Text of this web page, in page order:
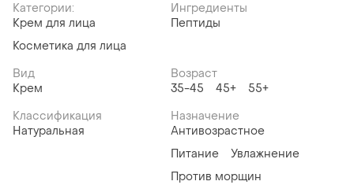
Категории:
Крем для лица
Косметика для лица
Ингредиенты
Пептиды
Вид
Крем
Возраст
35-45
45+
55+
Классификация
Натуральная
Назначение
Антивозрастное
Питание
Увлажнение
Против морщин